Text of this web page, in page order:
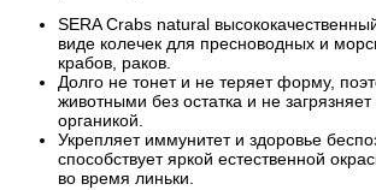
SERA Crabs natural
виде колечек для пресноводных и
крабов, раков.
Долго не тонет и не теряет форму,
животными без остатка и не
органикой.
Укрепляет иммунитет и здоровье
способствует яркой естественной
во время линьки.